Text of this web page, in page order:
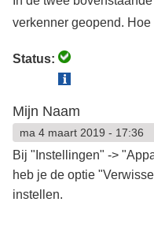
verkenner geopend. Hoe
Status:
Mijn Naam
ma 4 maart 2019 - 17:36
Bij "Instellingen" ->
heb je de optie
instellen.